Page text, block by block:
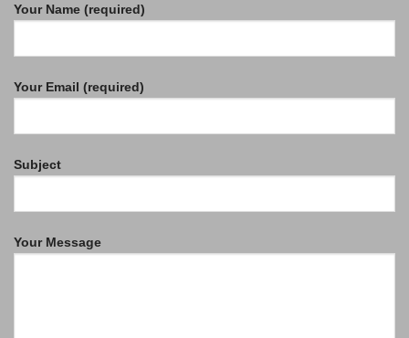
Your Name (required)
Your Email (required)
Subject
Your Message